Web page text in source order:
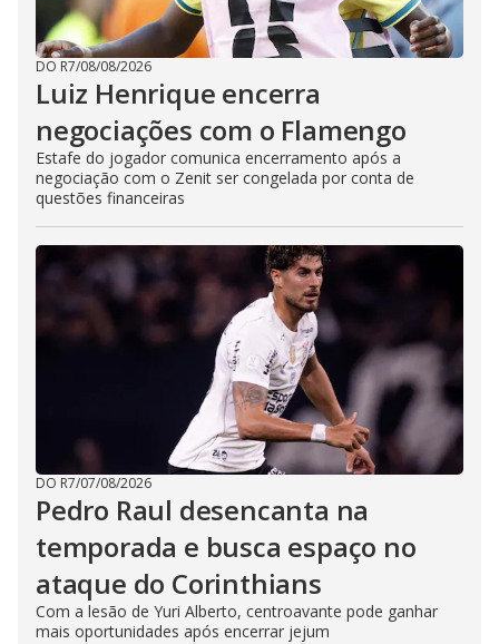
DO R7/08/08/2026
Luiz Henrique encerra
negociações com o Flamengo
Estafe do jogador comunica encerramento após a
negociação com o Zenit ser congelada por conta de
questões financeiras
DO R7/07/08/2026
Pedro Raul desencanta na
temporada e busca espaço no
ataque do Corinthians
Com a lesão de Yuri Alberto, centroavante pode ganhar
mais oportunidades após encerrar jejum